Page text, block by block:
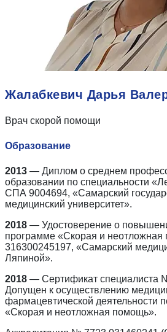
Жалабкевич Дарья
Врач скорой помощи
Образование
2013 — Диплом о среднем
образовании по специальности
СПА 9004694, «Самарский
медицинский университет».
2018 — Удостоверение о
программе «Скорая и
316300245197, «Самарский
Ляпиной».
2018 — Сертификат специалиста
Допущен к осуществлению
фармацевтической деятельности
«Скорая и неотложная помощь».